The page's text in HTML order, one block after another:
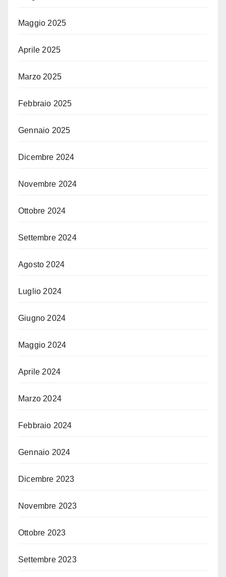
Maggio 2025
Aprile 2025
Marzo 2025
Febbraio 2025
Gennaio 2025
Dicembre 2024
Novembre 2024
Ottobre 2024
Settembre 2024
Agosto 2024
Luglio 2024
Giugno 2024
Maggio 2024
Aprile 2024
Marzo 2024
Febbraio 2024
Gennaio 2024
Dicembre 2023
Novembre 2023
Ottobre 2023
Settembre 2023